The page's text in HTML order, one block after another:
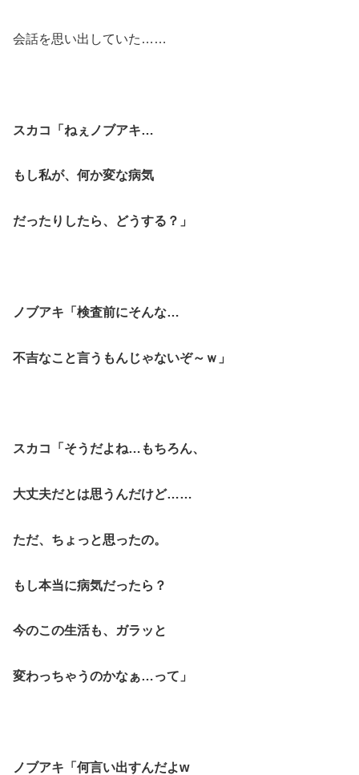
会話を思い出していた……
スカコ「ねぇノブアキ…
もし私が、何か変な病気
だったりしたら、どうする？」
ノブアキ「検査前にそんな…
不吉なこと言うもんじゃないぞ～ｗ」
スカコ「そうだよね…もちろん、
大丈夫だとは思うんだけど……
ただ、ちょっと思ったの。
もし本当に病気だったら？
今のこの生活も、ガラッと
変わっちゃうのかなぁ…って」
ノブアキ「何言い出すんだよw